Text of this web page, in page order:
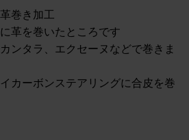
巻き加工
革を巻いたところです
ンタラ、エクセーヌなどで巻きま
カーボンステアリングに合皮を巻